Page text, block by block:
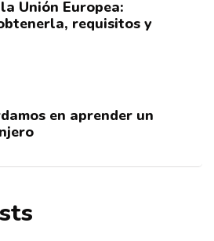
Unión Europea:
requisitos y
en aprender un